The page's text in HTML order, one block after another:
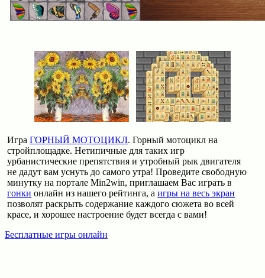
ИграГОРНЫЙ МОТОЦИКЛ. Горный мотоцикл на
стройплощадке. Нетипичные для таких игр
урбанистические препятствия и утробный рык двигателя
не дадут вам уснуть до самого утра! Проведите свободную
минутку на портале Min2win, приглашаем Вас играть в
гонки онлайн из нашего рейтинга, аигры на весь экран
позволят раскрыть содержание каждого сюжета во всей
красе, и хорошее настроение будет всегда с вами!
Бесплатные игры онлайн